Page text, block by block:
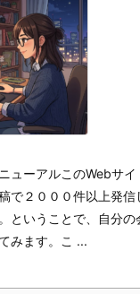
ューアルこのWebサ
で２０００件以上発
ということで、自分
みます。こ ...